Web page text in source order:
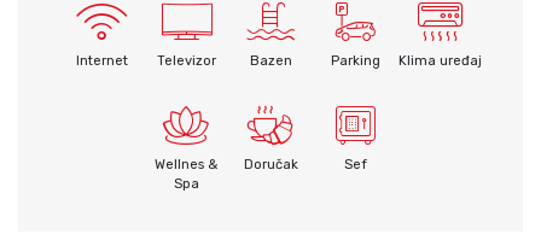
Internet Televizor Bazen Parking Klima uređaj
Wellnes &
Spa
Doručak Sef